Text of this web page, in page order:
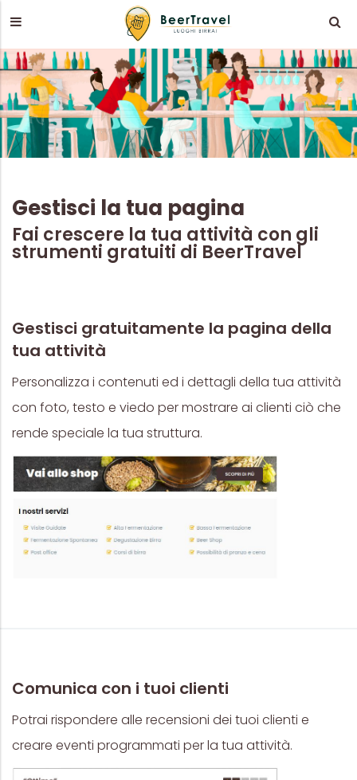
Gestisci la tua pagina
Fai crescere la tua attività con gli
strumenti gratuiti di BeerTravel
Gestisci gratuitamente la pagina della
tua attività
Personalizza i contenuti ed i dettagli della tua attività
con foto, testo e viedo per mostrare ai clienti ciò che
rende speciale la tua struttura.
Comunica con i tuoi clienti
Potrai rispondere alle recensioni dei tuoi clienti e
creare eventi programmati per la tua attività.